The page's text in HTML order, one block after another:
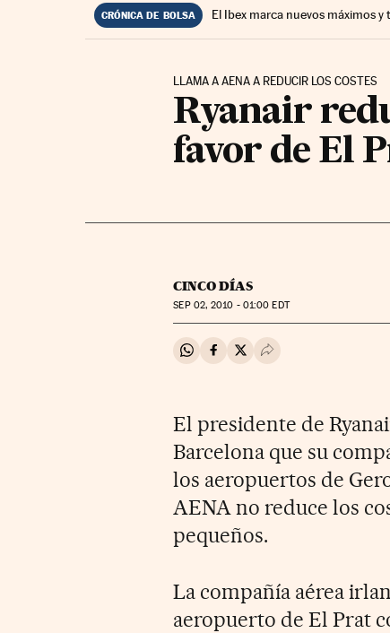
CRÓNICA DE BOLSA El Ibex marca nuevos máximos
LLAMA A AENA A REDUCIR LOS COSTES
Ryanair
favor de El
CINCO DÍAS
SEP02, 2010 - 01:00 EDT
Compartir en Whatsapp
Compartir en Facebook
Compartir en Twitter
Desplegar Redes
El presidente de
Barcelona que su
los aeropuertos de
AENA no reduce los
pequeños.
La compañía aérea
aeropuerto de El Prat